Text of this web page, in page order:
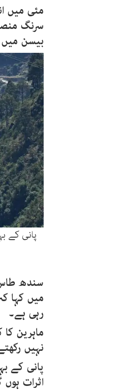
مئی میں
سرنگ
بیسن
پانی کے
سندھ
میں کہا
رہی ہے۔
ماہرین
نہیں
پانی کے
اثرات